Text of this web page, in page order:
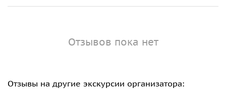
Отзывов пока нет
Отзывы на другие экскурсии организатора: